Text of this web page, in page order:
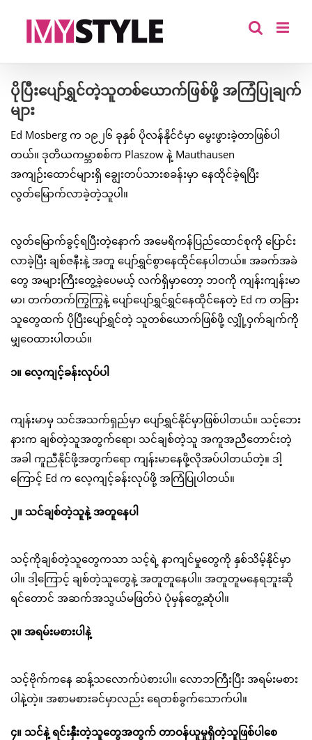
ပိုပြီးပျော်ရွှင်တဲ့သူတစ်ယောက်ဖြစ်ဖို့ အကြံပြုချက်
များ
Ed Mosberg က ၁၉၂၆ ခုနှစ် ပိုလန်နိုင်ငံမှာ မွေးဖွားခဲ့တာဖြစ်ပါ
တယ်။ ဒုတိယကမ္ဘာစစ်က Plaszow နဲ့ Mauthausen
အကျဉ်းထောင်များရှိ ချွေးတပ်သားစခန်းမှာ နေထိုင်ခဲ့ရပြီး
လွတ်မြောက်လာခဲ့တဲ့သူပါ။
လွတ်မြောက်ခွင့်ရပြီးတဲ့နောက် အမေရိကန်ပြည်ထောင်စုကို ပြောင်း
လာခဲ့ပြီး ချစ်ဇနီးနဲ့ အတူ ပျော်ရွှင်စွာနေထိုင်နေပါတယ်။ အခက်အခဲ
တွေ အများကြီးတွေ့ခဲ့ပေမယ့် လက်ရှိမှာတော့ ဘဝကို ကျန်းကျန်းမာ
မာ၊ တက်တက်ကြွကြွနဲ့ ပျော်ပျော်ရွှင်ရွှင်နေထိုင်နေတဲ့ Ed က တခြား
သူတွေထက် ပိုပြီးပျော်ရွှင်တဲ့ သူတစ်ယောက်ဖြစ်ဖို့ လျှို့ဝှက်ချက်ကို
မျှဝေထားပါတယ်။
၁။ လေ့ကျင့်ခန်းလုပ်ပါ
ကျန်းမာမှ သင်အသက်ရှည်မှာ ပျော်ရွှင်နိုင်မှာဖြစ်ပါတယ်။ သင့်ဘေး
နားက ချစ်တဲ့သူအတွက်ရော၊ သင်ချစ်တဲ့သူ အကူအညီတောင်းတဲ့
အခါ ကူညီနိုင်ဖို့အတွက်ရော ကျန်းမာနေဖို့လိုအပ်ပါတယ်တဲ့။ ဒါ့
ကြောင့် Ed က လေ့ကျင့်ခန်းလုပ်ဖို့ အကြံပြုပါတယ်။
၂။ သင်ချစ်တဲ့သူနဲ့ အတူနေပါ
သင့်ကိုချစ်တဲ့သူတွေကသာ သင့်ရဲ့ နာကျင်မှုတွေကို နှစ်သိမ့်နိုင်မှာ
ပါ။ ဒါ့ကြောင့် ချစ်တဲ့သူတွေနဲ့ အတူတူနေပါ။ အတူတူမနေရဘူးဆို
ရင်တောင် အဆက်အသွယ်မဖြတ်ပဲ ပုံမှန်တွေ့ဆုံပါ။
၃။ အရမ်းမစားပါနဲ့
သင့်ဗိုက်ကနေ ဆန့်သလောက်ပဲစားပါ။ လောဘကြီးပြီး အရမ်းမစား
ပါနဲ့တဲ့။ အစာမစားခင်မှာလည်း ရေတစ်ခွက်သောက်ပါ။
၄။ သင်နဲ့ ရင်းနှီးတဲ့သူတွေအတွက် တာဝန်ယူမှုရှိတဲ့သူဖြစ်ပါစေ